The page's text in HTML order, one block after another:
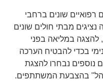
רפואיים שונים ברחבי
מבתי חולים שונים
להצגה במליאה בפני
בכדי להבטיח הערכה
10 פרויקטים נוספים נבחרו להצגת
בהצבעת המשתתפים.